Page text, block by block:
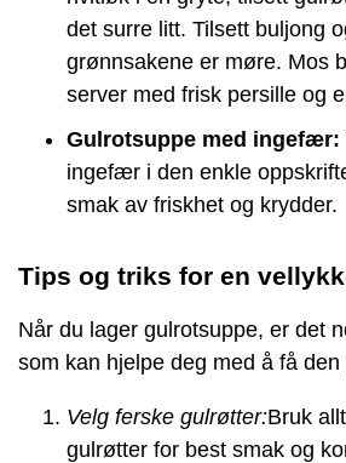
det surre litt. Tilsett buljong
grønnsakene er møre. Mos
server med frisk persille og
Gulrotsuppe med ingefær:
ingefær i den enkle
smak av friskhet og krydder.
Tips og triks for en
Når du lager gulrotsuppe, er det
som kan hjelpe deg med å få
Velg ferske gulrøtter:Bruk
gulrøtter for best smak og